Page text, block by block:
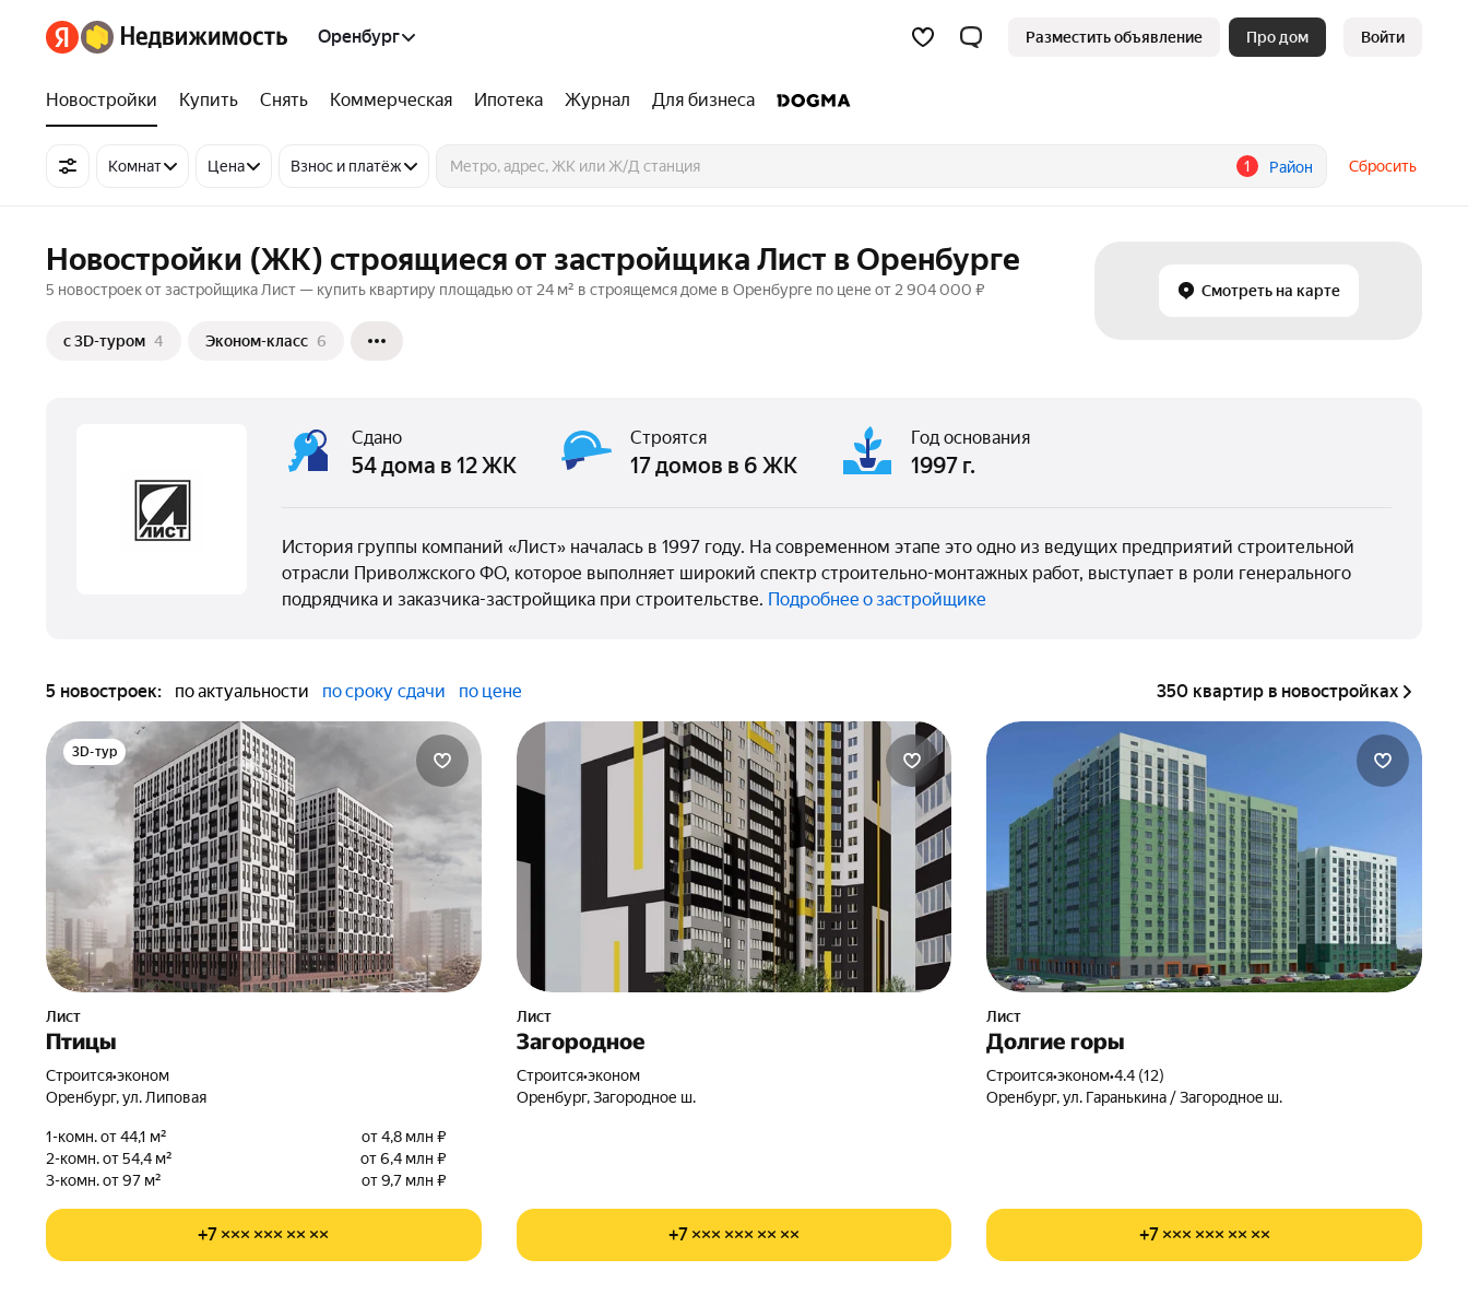
Оренбург Разместить объявление Про дом Войти
Новостройки Купить Снять Коммерческая Ипотека Журнал Для бизнеса
Комнат Цена Взнос и платёж 1 Район Сбросить
Новостройки (ЖК) строящиеся от застройщика Лист в Оренбурге
5 новостроек от застройщика Лист — купить квартиру площадью от 24 м² в строящемся доме в Оренбурге по цене от 2 904 000 ₽
c 3D-туром 4 Эконом-класс 6
Смотреть на карте
Сдано
54 дома в 12 ЖК
Строятся
17 домов в 6 ЖК
Год основания
1997 г.
История группы компаний «Лист» началась в 1997 году. На современном этапе это одно из ведущих предприятий строительной
отрасли Приволжского ФО, которое выполняет широкий спектр строительно-монтажных работ, выступает в роли генерального
подрядчика и заказчика-застройщика при строительстве. Подробнее о застройщике
5 новостроек: по актуальности по сроку сдачи по цене 350 квартир в новостройках
3D-тур
Лист
Птицы
Строится•эконом
Оренбург, ул. Липовая
1-комн. от 44,1 м²
от 4,8 млн ₽
2-комн. от 54,4 м²
от 6,4 млн ₽
3-комн. от 97 м²
от 9,7 млн ₽
+7 ××× ××× ×× ××
Лист
Загородное
Строится•эконом
Оренбург, Загородное ш.
+7 ××× ××× ×× ××
Лист
Долгие горы
Строится•эконом•4.4 (12)
Оренбург, ул. Гаранькина / Загородное ш.
+7 ××× ××× ×× ××